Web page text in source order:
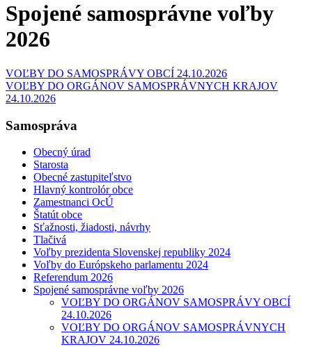
Spojené samosprávne voľby
2026
VOĽBY DO SAMOSPRÁVY OBCÍ 24.10.2026
VOĽBY DO ORGÁNOV SAMOSPRÁVNYCH KRAJOV
24.10.2026
Samospráva
Obecný úrad
Starosta
Obecné zastupiteľstvo
Hlavný kontrolór obce
Zamestnanci OcÚ
Štatút obce
Sťažnosti, žiadosti, návrhy
Tlačivá
Voľby prezidenta Slovenskej republiky 2024
Voľby do Európskeho parlamentu 2024
Referendum 2026
Spojené samosprávne voľby 2026
VOĽBY DO ORGÁNOV SAMOSPRÁVY OBCÍ
24.10.2026
VOĽBY DO ORGÁNOV SAMOSPRÁVNYCH
KRAJOV 24.10.2026